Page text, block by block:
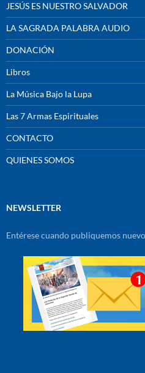
JESÚS ES NUESTRO SALVADOR
LA SAGRADA PALABRA AUDIO
DONACIÓN
Libros
La Música Bajo la Lupa
Las 7 Armas Espirituales
CONTACTO
QUIENES SOMOS
NEWSLETTER
Entérese cuando publiquemos